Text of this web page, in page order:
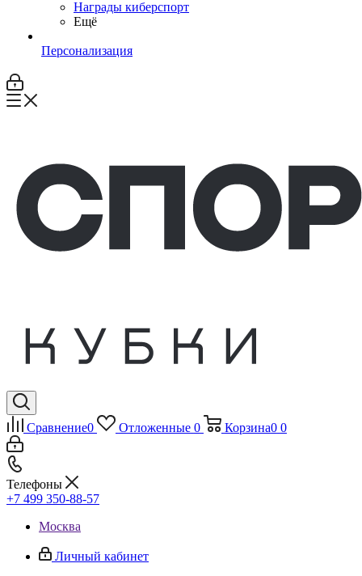
Награды киберспорт
Ещё
Персонализация
Сравнение0 Отложенные 0 Корзина0 0
Телефоны
+7 499 350-88-57
Москва
Личный кабинет